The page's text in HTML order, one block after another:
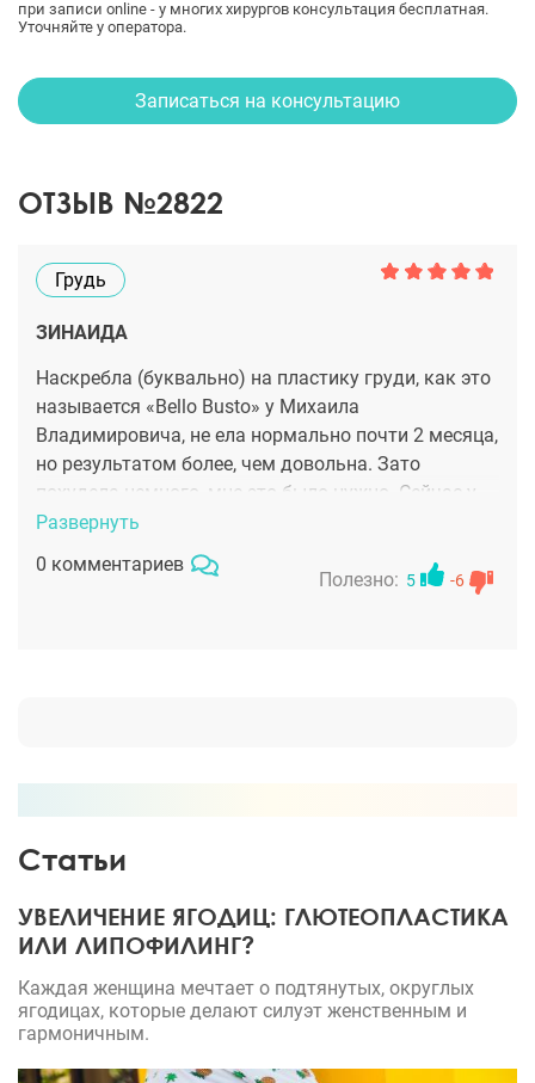
при записи online - у многих хирургов консультация бесплатная.
Уточняйте у оператора.
Записаться на консультацию
ОТЗЫВ №2822
Грудь
ЗИНАИДА
Наскребла (буквально) на пластику груди, как это
называется «Bello Busto» у Михаила
Владимировича, не ела нормально почти 2 месяца,
но результатом более, чем довольна. Зато
похудела немного, мне это было нужно. Сейчас у
меня наладилась личная жизнь, все в наших
Развернуть
0 комментариев
Полезно: 5 -6
Статьи
УВЕЛИЧЕНИЕ ЯГОДИЦ: ГЛЮТЕОПЛАСТИКА
ИЛИ ЛИПОФИЛИНГ?
Каждая женщина мечтает о подтянутых, округлых
ягодицах, которые делают силуэт женственным и
гармоничным.